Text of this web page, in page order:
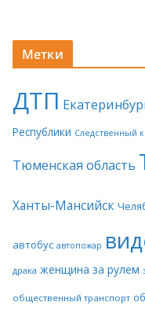
Метки
ДТП
Республики Следственный
Тюменская область
Ханты-Мансийск
автобус автопожар
драка женщина за рулем
общественный транспорт